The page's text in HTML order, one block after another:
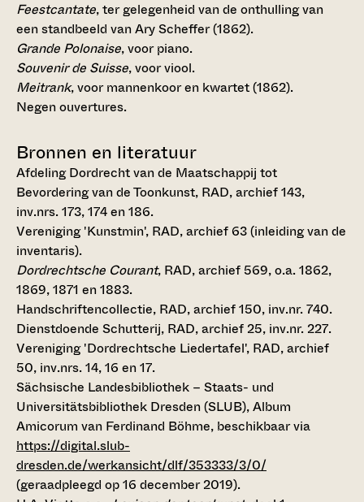
Feestcantate, ter gelegenheid van de onthulling van
een standbeeld van Ary Scheffer (1862).
Grande Polonaise, voor piano.
Souvenir de Suisse, voor viool.
Meitrank, voor mannenkoor en kwartet (1862).
Negen ouvertures.
Bronnen en literatuur
Afdeling Dordrecht van de Maatschappij tot
Bevordering van de Toonkunst, RAD, archief 143,
inv.nrs. 173, 174 en 186.
Vereniging 'Kunstmin', RAD, archief 63 (inleiding van de
inventaris).
Dordrechtsche Courant, RAD, archief 569, o.a. 1862,
1869, 1871 en 1883.
Handschriftencollectie, RAD, archief 150, inv.nr. 740.
Dienstdoende Schutterij, RAD, archief 25, inv.nr. 227.
Vereniging 'Dordrechtsche Liedertafel', RAD, archief
50, inv.nrs. 14, 16 en 17.
Sächsische Landesbibliothek – Staats- und
Universitätsbibliothek Dresden (SLUB), Album
Amicorum van Ferdinand Böhme, beschikbaar via
https://digital.slub-
dresden.de/werkansicht/dlf/353333/3/0/
(geraadpleegd op 16 december 2019).